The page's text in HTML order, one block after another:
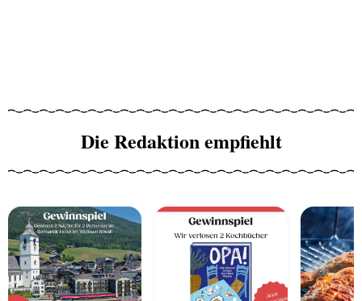
Die Redaktion empfiehlt